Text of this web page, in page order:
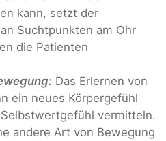
kann, setzt der
Suchtpunkten am Ohr
die Patienten
Das Erlernen von
ein neues Körpergefühl
vermitteln.
andere Art von Bewegung